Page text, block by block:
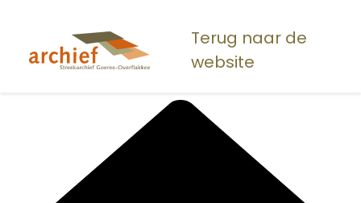
naar
Terug naar de
website